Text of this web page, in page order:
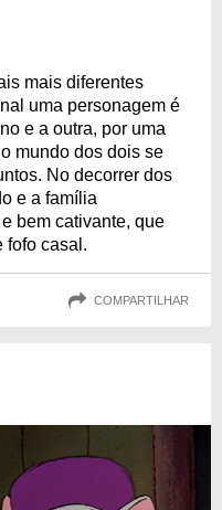
mais diferentes
uma personagem é
e a outra, por uma
mundo dos dois se
No decorrer dos
e a família
bem cativante, que
fofo casal.
COMPARTILHAR